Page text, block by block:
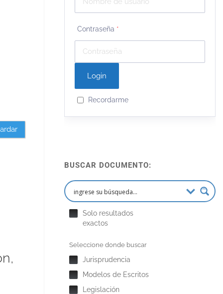
Contraseña *
Recordarme
BUSCAR DOCUMENTO:
Solo resultados
exactos
Seleccione donde buscar
Jurisprudencia
Modelos de Escritos
Legislación